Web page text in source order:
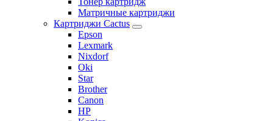
Матричные картриджи
Картриджи Cactus
Epson
Lexmark
Nixdorf
Oki
Star
Brother
Canon
HP